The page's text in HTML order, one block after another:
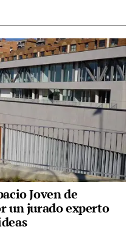
Joven de
un jurado experto